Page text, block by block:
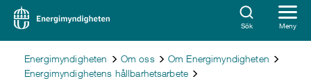
Sök Meny
Energimyndigheten Om oss
Om Energimyndigheten
Energimyndighetens hållbarhetsarbete